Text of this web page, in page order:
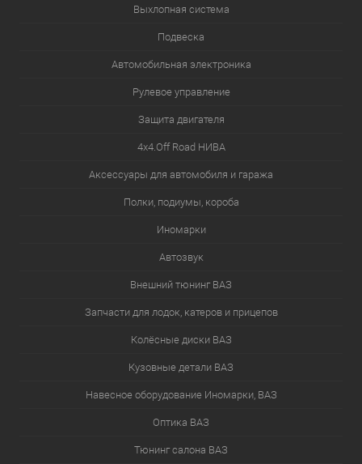
Выхлопная система
Подвеска
Автомобильная электроника
Рулевое управление
Защита двигателя
4х4.Off Road НИВА
Аксессуары для автомобиля и гаража
Полки, подиумы, короба
Иномарки
Автозвук
Внешний тюнинг ВАЗ
Запчасти для лодок, катеров и прицепов
Колёсные диски ВАЗ
Кузовные детали ВАЗ
Навесное оборудование Иномарки, ВАЗ
Оптика ВАЗ
Тюнинг салона ВАЗ